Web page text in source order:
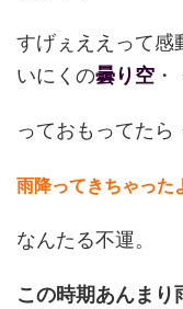
すげぇええって感
いにくの曇り空 ・
っておもってたら
雨降ってきちゃった
なんたる不運。
この時期あんま